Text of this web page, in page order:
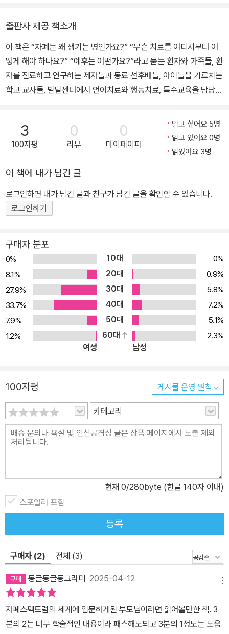
박사 학위를 받았다. 펜실베이니아 의과대학 부속 필라델피아 아동병
원 자폐연구센터 방문교수를 지냈고 뉴욕대학교 소아뇌과학연구소에
서 연수했다. 2008년 영국 국제인명센터(IBC)의 ‘세계 100대 의학
자’로 선정됐으며 발표한 논문들 다수가 전 세계 소아청소년정신의학
교과서에 인용되고 있다. 대한소아청소년정신의학회 이사장, 한국자
건복지부 지정 세브란스 발달장애인거점병원 행동발달증진센터 센터
장을 맡고 있다. 최근에는 방탄소년단 슈가(민윤기)와 함께 자폐스펙
트럼장애 아동 및 청소년을 위한 음악 활용 사회기술훈련 프로그램
고 있다. EBS <여러 육아 고민 상담소 – EBS 부모>를 비롯해 KBS
<건강하게 삽시다>, <아침마당> 등 다수의 방송에 출연했으며 《중
앙일보》에 3년간 칼럼을 연재한 바 있다.
출판사 제공 책소개
이 책은 “자폐는 왜 생기는 병인가요?” “무슨 치료를 어디서부터 어
떻게 해야 하나요?” “예후는 어떤가요?”라고 묻는 환자와 가족들, 환
자를 진료하고 연구하는 제자들과 동료 선후배들, 아이들을 가르치는
학교 교사들, 발달센터에서 언어치료와 행동치료, 특수교육을 담당하
들을 진료하는 임상의사이자 뇌과학 연구자로서 자폐스펙트럼장애의
근본적인 원인을 찾아내고 핵심 증상을 개선시킬 치료제를 개발해야
에서 현재까지 근거가 확립된 원인론과 ‘근거 중심치료’가 무엇인지
말하고 있다. 교과서는 총 4부, 19개의 장으로 구성되어 있다. 제1부
는 역사 및 역학, 진단과 평가에 대한 내용을 수록하였고, 제2부는 유
전학적, 뇌과학적 원인론에 대한 최신 신경생물학적 지견, 제3부는
에서 생기는 공존질환, 청소년과 성인기의 진로와 자립에 대해 다루
었다. 특히 각 장마다 관련 사례들을 복수로 소개함으로써 이론적인
내용이 실제 환자에 어떻게 적용될 수있는지 이해시키고자 노력했다.
3
100자평
0
리뷰
0
마이페이퍼
읽고 싶어요 5명
읽고 있어요 0명
읽었어요 3명
이 책에 내가 남긴 글
로그인하면 내가 남긴 글과 친구가 남긴 글을 확인할 수 있습니다.
로그인하기
구매자 분포
0% 10대
0%
8.1%
20대
0.9%
27.9%
30대
5.8%
33.7%
40대
7.2%
7.9%
50대
5.1%
1.2%
60대
2.3%
여성
남성
100자평 게시물 운영 원칙
카테고리
현재 0/280byte (한글 140자 이내)
스포일러 포함
등록
구매자 (2) 전체 (3)
동글동글동그라미 2025-04-12
자폐스펙트럼의 세계에 입문하게된 부모님이라면 읽어볼만한 책. 3
분의 2는 너무 학술적인 내용이라 패스해도되고 3분의 1정도는 도움